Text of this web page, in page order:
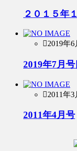
２０１５年
2019年6
2019年7月
2011年3
2011年4月号